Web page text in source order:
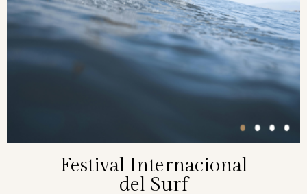
Festival Internacional
del Surf